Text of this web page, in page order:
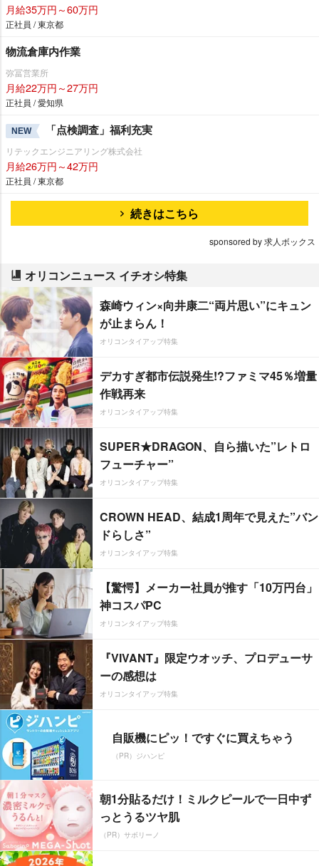
月給35万円～60万円
正社員 / 東京都
物流倉庫内作業
弥冨営業所
月給22万円～27万円
正社員 / 愛知県
NEW 「点検調査」福利充実
リテックエンジニアリング株式会社
月給26万円～42万円
正社員 / 東京都
続きはこちら
sponsored by 求人ボックス
オリコンニュース イチオシ特集
森崎ウィン×向井康二“両片思い”にキュン
が止まらん！
オリコンタイアップ特集
デカすぎ都市伝説発生!?ファミマ45％増量
作戦再来
オリコンタイアップ特集
SUPER★DRAGON、自ら描いた”レトロ
フューチャー”
オリコンタイアップ特集
CROWN HEAD、結成1周年で見えた”バン
ドらしさ”
オリコンタイアップ特集
【驚愕】メーカー社員が推す「10万円台」
神コスパPC
オリコンタイアップ特集
『VIVANT』限定ウオッチ、プロデューサ
ーの感想は
オリコンタイアップ特集
自販機にピッ！ですぐに買えちゃう
（PR）ジハンピ
朝1分貼るだけ！ミルクピールで一日中ず
っとうるツヤ肌
（PR）サボリーノ